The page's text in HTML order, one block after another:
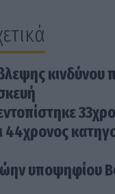
κινδύνου
44χρονος
υποψηφίου